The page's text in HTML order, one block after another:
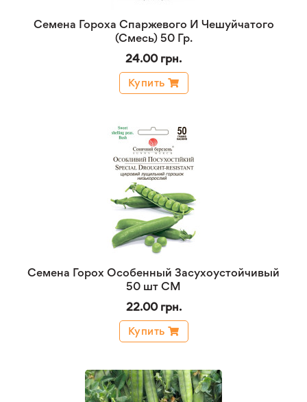
Семена Гороха Спаржевого И Чешуйчатого
(Смесь) 50 Гр.
24.00 грн.
Купить
Семена Горох Особенный Засухоустойчивый
50 шт СМ
22.00 грн.
Купить